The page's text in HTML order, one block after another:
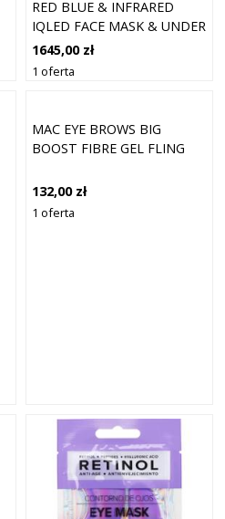
RED BLUE & INFRARED
IQLED FACE MASK & UNDER
EYE
1645,00 zł
1 oferta
MAC EYE BROWS BIG
BOOST FIBRE GEL FLING
132,00 zł
1 oferta